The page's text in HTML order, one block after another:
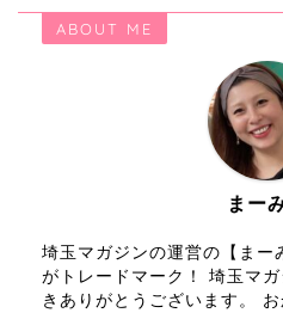
ABOUT ME
まー
埼玉マガジンの運営の【まー
がトレードマーク！ 埼玉マ
きありがとうございます。